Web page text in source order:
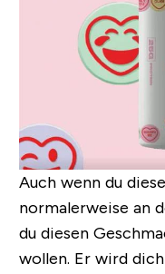
Auch wenn du
normalerweise an
du diesen
wollen. Er wird